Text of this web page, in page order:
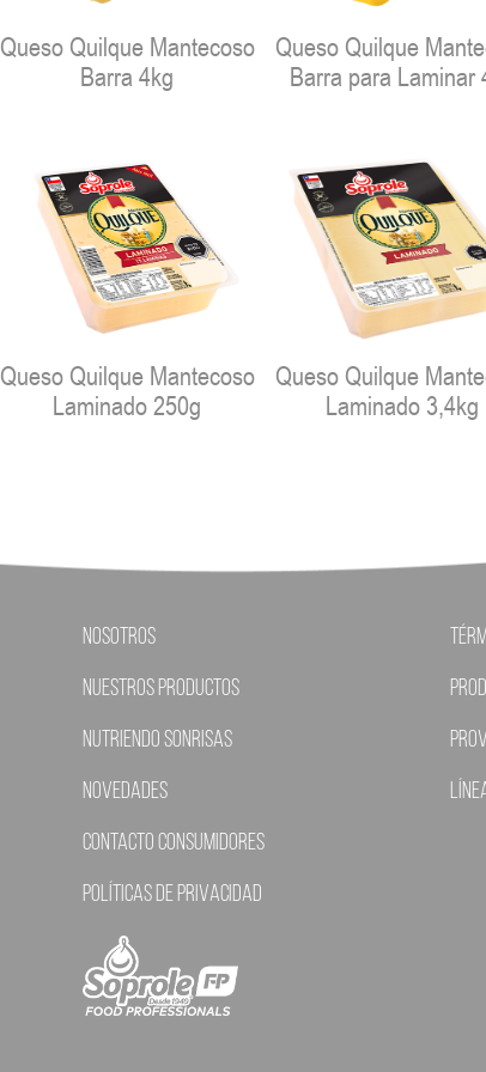
Queso Quilque Mantecoso
Barra 4kg
Queso Quilque
Barra para Laminar
Queso Quilque Mantecoso
Laminado 250g
Queso Quilque
Laminado 3,4kg
Nosotros
Nuestros Productos
Nutriendo Sonrisas
Novedades
Contacto Consumidores
Políticas de Privacidad